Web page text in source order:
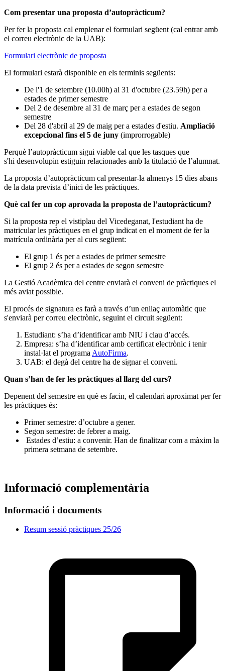
Com presentar una proposta d’autopràcticum?
Per fer la proposta cal emplenar el formulari següent (cal entrar amb
el correu electrònic de la UAB):
Formulari electrònic de proposta
El formulari estarà disponible en els terminis següents:
De l'1 de setembre (10.00h) al 31 d'octubre (23.59h) per a
estades de primer semestre
Del 2 de desembre al 31 de març per a estades de segon
semestre
Del 28 d'abril al 29 de maig per a estades d'estiu. Ampliació
excepcional fins el 5 de juny (improrrogable)
Perquè l’autopràcticum sigui viable cal que les tasques que
s'hi desenvolupin estiguin relacionades amb la titulació de l’alumnat.
La proposta d’autopràcticum cal presentar-la almenys 15 dies abans
de la data prevista d’inici de les pràctiques.
Què cal fer un cop aprovada la proposta de l’autopràcticum?
Si la proposta rep el vistiplau del Vicedeganat, l'estudiant ha de
matricular les pràctiques en el grup indicat en el moment de fer la
matrícula ordinària per al curs següent:
El grup 1 és per a estades de primer semestre
El grup 2 és per a estades de segon semestre
La Gestió Acadèmica del centre enviarà el conveni de pràctiques el
més aviat possible.
El procés de signatura es farà a través d’un enllaç automàtic que
s'enviarà per correu electrònic, seguint el circuit següent:
Estudiant: s’ha d’identificar amb NIU i clau d’accés.
Empresa: s’ha d’identificar amb certificat electrònic i tenir
instal·lat el programa AutoFirma.
UAB: el degà del centre ha de signar el conveni.
Quan s’han de fer les pràctiques al llarg del curs?
Depenent del semestre en què es facin, el calendari aproximat per fer
les pràctiques és:
Primer semestre: d’octubre a gener.
Segon semestre: de febrer a maig.
Estades d’estiu: a convenir. Han de finalitzar com a màxim la
primera setmana de setembre.
Informació complementària
Informació i documents
Resum sessió pràctiques 25/26